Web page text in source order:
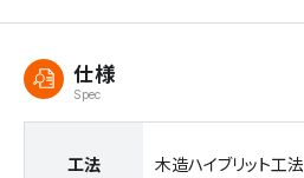
仕様
Spec
工法 木造ハイブリット工法